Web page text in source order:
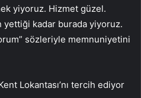
yiyoruz. Hizmet güzel.
kadar burada yiyoruz.
sözleriyle memnuniyetini
Lokantası’nı tercih ediyor